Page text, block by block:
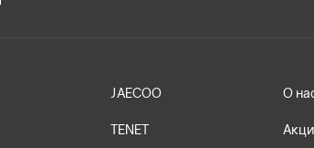
JAECOO
TENET
О